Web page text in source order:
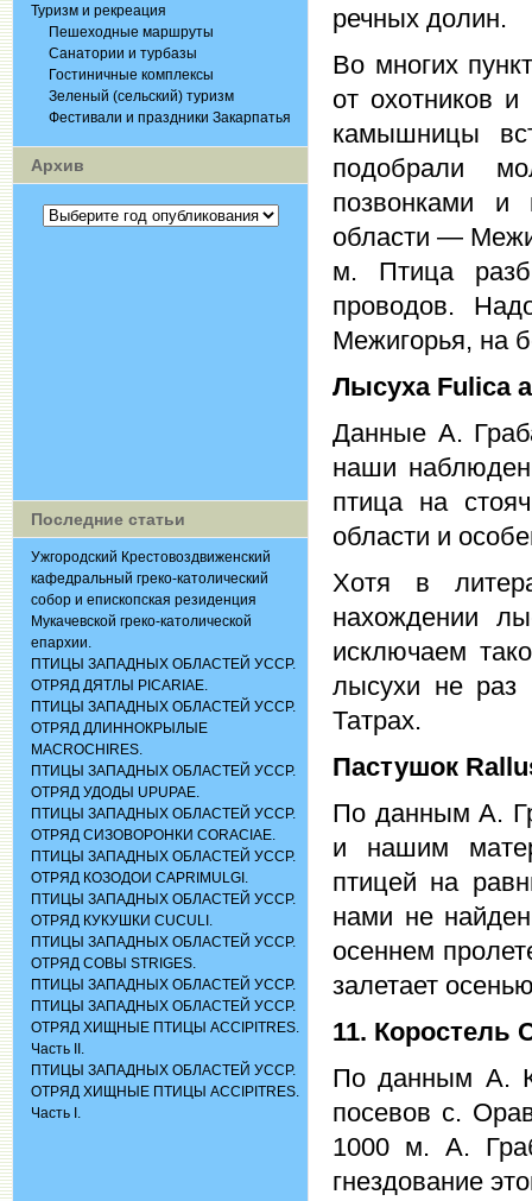
Туризм и рекреация
Пешеходные маршруты
Санатории и турбазы
Гостиничные комплексы
Зеленый (сельский) туризм
Фестивали и праздники Закарпатья
Архив
Последние статьи
Ужгородский Крестовоздвиженский
кафедральный греко-католический
собор и епископская резиденция
Мукачевской греко-католической
епархии.
ПТИЦЫ ЗАПАДНЫХ ОБЛАСТЕЙ УССР.
ОТРЯД ДЯТЛЫ PICARIAE.
ПТИЦЫ ЗАПАДНЫХ ОБЛАСТЕЙ УССР.
ОТРЯД ДЛИННОКРЫЛЫЕ
MACROCHIRES.
ПТИЦЫ ЗАПАДНЫХ ОБЛАСТЕЙ УССР.
ОТРЯД УДОДЫ UPUPAE.
ПТИЦЫ ЗАПАДНЫХ ОБЛАСТЕЙ УССР.
ОТРЯД СИЗОВОРОНКИ CORACIАЕ.
ПТИЦЫ ЗАПАДНЫХ ОБЛАСТЕЙ УССР.
ОТРЯД КОЗОДОИ CAPRIMULGI.
ПТИЦЫ ЗАПАДНЫХ ОБЛАСТЕЙ УССР.
ОТРЯД КУКУШКИ CUCULI.
ПТИЦЫ ЗАПАДНЫХ ОБЛАСТЕЙ УССР.
ОТРЯД СОВЫ STRIGES.
ПТИЦЫ ЗАПАДНЫХ ОБЛАСТЕЙ УССР.
ПТИЦЫ ЗАПАДНЫХ ОБЛАСТЕЙ УССР.
ОТРЯД ХИЩНЫЕ ПТИЦЫ ACCIPITRES.
Часть II.
ПТИЦЫ ЗАПАДНЫХ ОБЛАСТЕЙ УССР.
ОТРЯД ХИЩНЫЕ ПТИЦЫ ACCIPITRES.
Часть I.
речных долин.
Во многих
от охотников
камышницы
подобрали
позвонками и
области —
м. Птица
проводов.
Межигорья, на
Лысуха Fulica
Данные А.
наши
птица на
области и
Хотя в
нахождении
исключаем
лысухи не
Татрах.
Пастушок
По данным А.
и нашим
птицей на
нами не
осеннем
залетает
11. Коростель
По данным А.
посевов с.
1000 м. А.
гнездование